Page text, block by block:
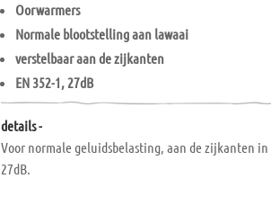
Oorwarmers
Normale blootstelling aan lawaai
verstelbaar aan de zijkanten
EN 352-1, 27dB
details -
Voor normale geluidsbelasting, aan de zijkanten in
27dB.